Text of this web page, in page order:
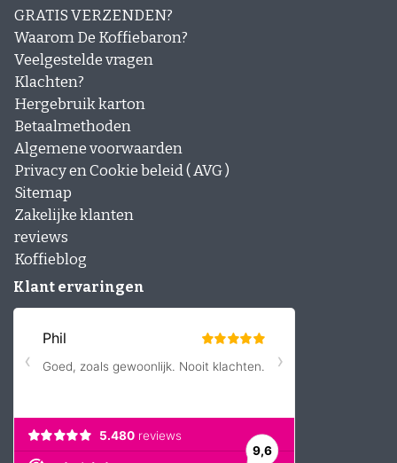
GRATIS VERZENDEN?
Waarom De Koffiebaron?
Veelgestelde vragen
Klachten?
Hergebruik karton
Betaalmethoden
Algemene voorwaarden
Privacy en Cookie beleid ( AVG )
Sitemap
Zakelijke klanten
reviews
Koffieblog
Klant ervaringen